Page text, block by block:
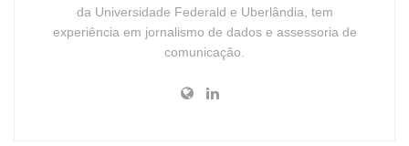
da Universidade Federald e Uberlândia, tem
experiência em jornalismo de dados e assessoria de
comunicação.